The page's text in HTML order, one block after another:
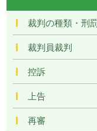
裁判の種類・刑
裁判員裁判
控訴
上告
再審